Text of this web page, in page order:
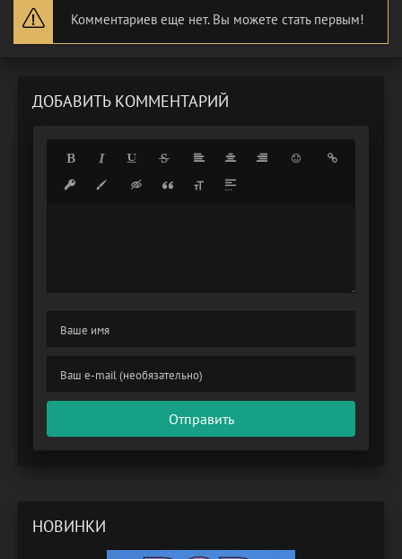
Комментариев еще нет. Вы можете стать первым!
ДОБАВИТЬ КОММЕНТАРИЙ
Отправить
НОВИНКИ